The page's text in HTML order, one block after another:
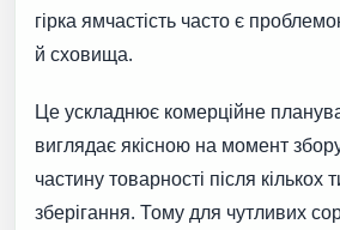
гірка ямчастість часто є
й сховища.
Це ускладнює комерційне
виглядає якісною на момент
частину товарності після кількох
зберігання. Тому для чутливих